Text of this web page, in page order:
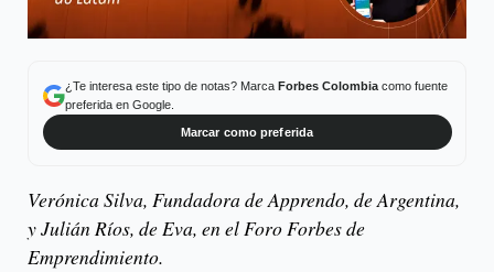
¿Te interesa este tipo de notas? Marca Forbes Colombiacomo fuente
preferida en Google.
Marcar como preferida
Verónica Silva, Fundadora de Apprendo, de Argentina,
y Julián Ríos, de Eva, en el Foro Forbes de
Emprendimiento.